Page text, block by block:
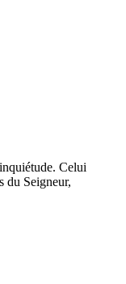
Celui
du Seigneur,